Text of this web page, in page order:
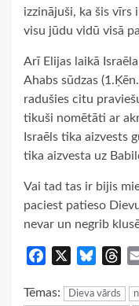
izzinājuši, ka šis vīrs
visu jūdu vidū visā
Arī Elijas laikā
Ahabs sūdzas
radušies citu
tikuši nomētāti ar
Israēls tika aizvests
tika aizvesta uz
Vai tad tas ir bijis
paciest patieso
nevar un negrib
Facebook Bluesky
Tēmas: Dieva vārds